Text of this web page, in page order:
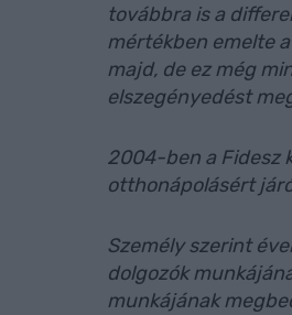
továbbra is a
mértékben emelte
majd, de ez még
elszegényedést
2004-ben a Fidesz
otthonápolásért
Személy szerint
dolgozók
munkájának